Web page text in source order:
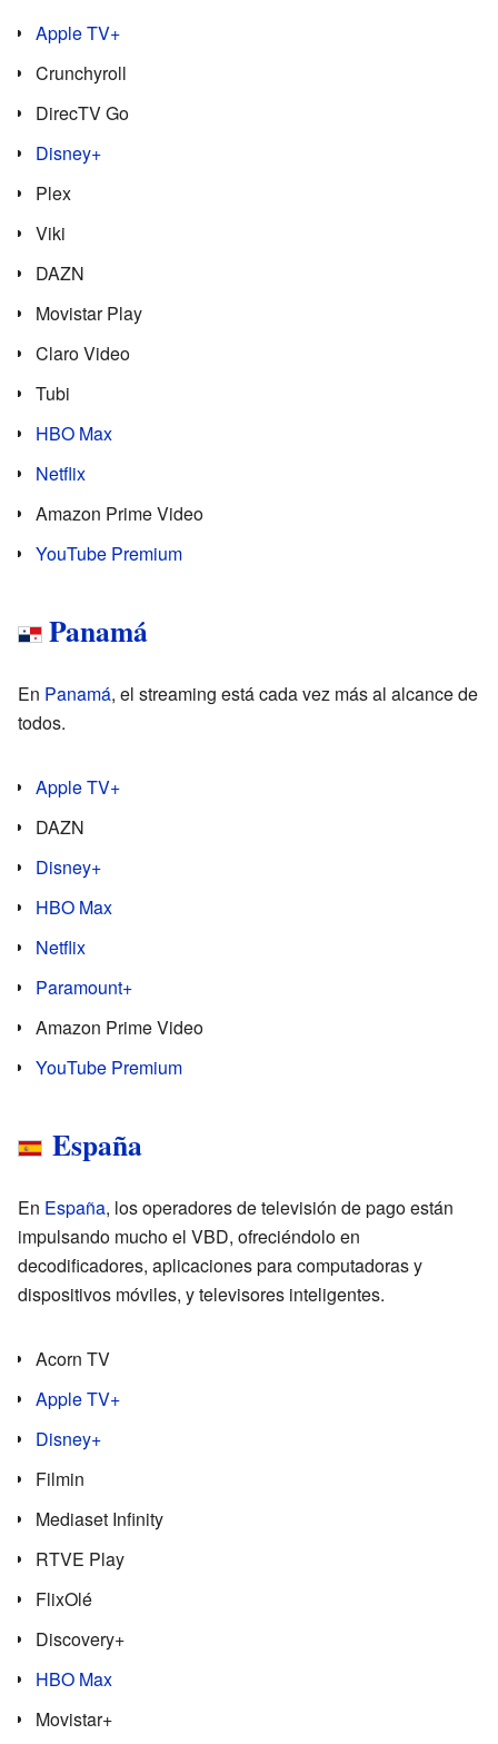
Apple TV+
Crunchyroll
DirecTV Go
Disney+
Plex
Viki
DAZN
Movistar Play
Claro Video
Tubi
HBO Max
Netflix
Amazon Prime Video
YouTube Premium
Panamá
En Panamá, el streaming está cada vez más al alcance de
todos.
Apple TV+
DAZN
Disney+
HBO Max
Netflix
Paramount+
Amazon Prime Video
YouTube Premium
España
En España, los operadores de televisión de pago están
impulsando mucho el VBD, ofreciéndolo en
decodificadores, aplicaciones para computadoras y
dispositivos móviles, y televisores inteligentes.
Acorn TV
Apple TV+
Disney+
Filmin
Mediaset Infinity
RTVE Play
FlixOlé
Discovery+
HBO Max
Movistar+